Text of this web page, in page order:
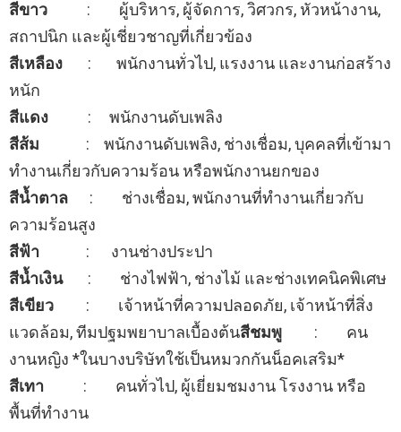
สีขาว : ผู้บริหาร, ผู้จัดการ, วิศวกร, หัวหน้างาน,
สถาปนิก และผู้เชี่ยวชาญที่เกี่ยวข้อง
สีเหลือง
: พนักงานทั่วไป, แรงงาน และงานก่อสร้าง
หนัก
สีแดง
: พนักงานดับเพลิง
สีส้ม
: พนักงานดับเพลิง, ช่างเชื่อม, บุคคลที่เข้ามา
ทำงานเกี่ยวกับความร้อน หรือพนักงานยกของ
สีน้ำตาล
: ช่างเชื่อม, พนักงานที่ทำงานเกี่ยวกับ
ความร้อนสูง
สีฟ้า
: งานช่างประปา
สีน้ำเงิน: ช่างไฟฟ้า, ช่างไม้ และช่างเทคนิคพิเศษ
สีเขียว : เจ้าหน้าที่ความปลอดภัย, เจ้าหน้าที่สิ่ง
แวดล้อม, ทีมปฐมพยาบาลเบื้องต้นสีชมพู
: คน
งานหญิง *ในบางบริษัทใช้เป็นหมวกกันน็อคเสริม*
สีเทา : คนทั่วไป, ผู้เยี่ยมชมงาน โรงงาน หรือ
พื้นที่ทำงาน